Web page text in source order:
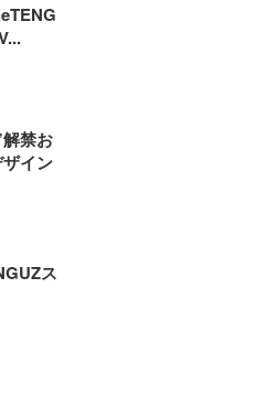
禁お
イン
ス